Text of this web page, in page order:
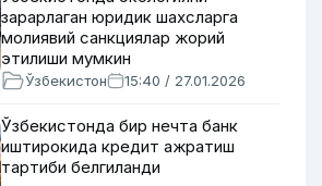
зарарлаган юридик шахсларга
молиявий санкциялар жорий
этилиши мумкин
Ўзбекистон 15:40 / 27.01.2026
Ўзбекистонда бир нечта банк
иштирокида кредит ажратиш
тартиби белгиланди